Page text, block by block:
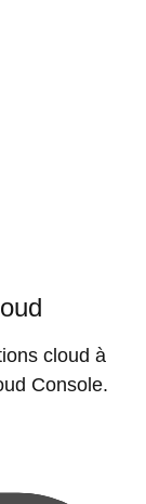
cloud à
Console.